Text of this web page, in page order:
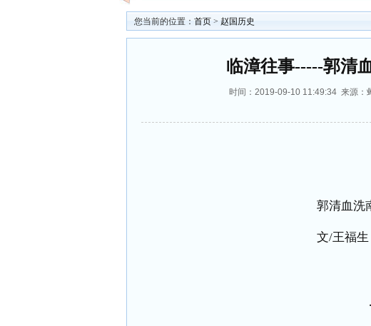
您当前的位置： 首页 > 赵国历史
临漳往事-----郭清
时间：2019-09-10 11:49:34 来源：
郭清血洗
文/王福生